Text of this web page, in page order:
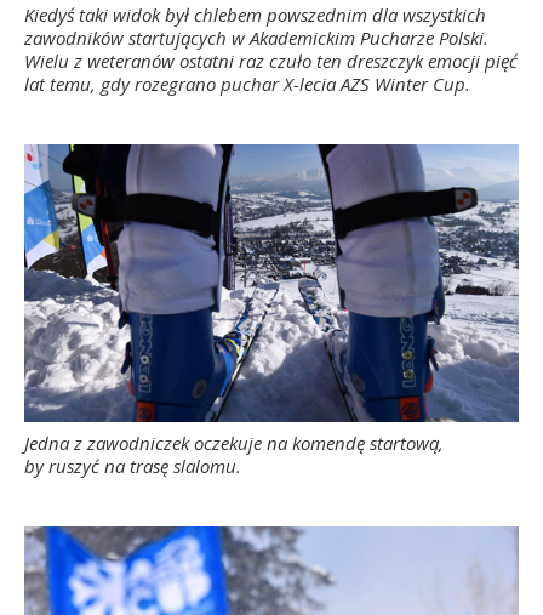
Kiedyś taki widok był chlebem powszednim dla wszystkich
zawodników startujących w Akademickim Pucharze Polski.
Wielu z weteranów ostatni raz czuło ten dreszczyk emocji pięć
lat temu, gdy rozegrano puchar X-lecia AZS Winter Cup.
Jedna z zawodniczek oczekuje na komendę startową,
by ruszyć na trasę slalomu.